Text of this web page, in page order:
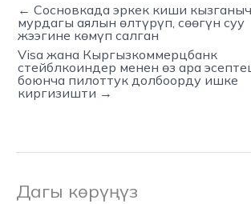
← Сосновкада эркек киши
мурдагы аялын өлтүрүп, сөөгүн суу
жээгине көмүп салган
Visa жана Кыргызкоммерцбанк
стейблкоиндер менен өз ара
боюнча пилоттук долбоорду ишке
киргизишти →
Дагы көрүңүз